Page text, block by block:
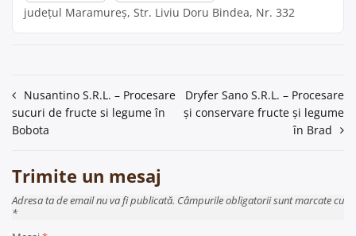
județul Maramureș, Str. Liviu Doru Bindea, Nr. 332
Navigare
în
Nusantino S.R.L. – Procesare
sucuri de fructe si legume în
Bobota
Dryfer Sano S.R.L. – Procesare
și conservare fructe și legume
în Brad
Trimite un mesaj
Adresa ta de email nu va fi publicată. Câmpurile obligatorii sunt marcate cu
*